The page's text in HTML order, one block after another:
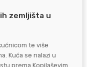
zemljišta u
te više
Kuća se nalazi u
prema Kopilaševim